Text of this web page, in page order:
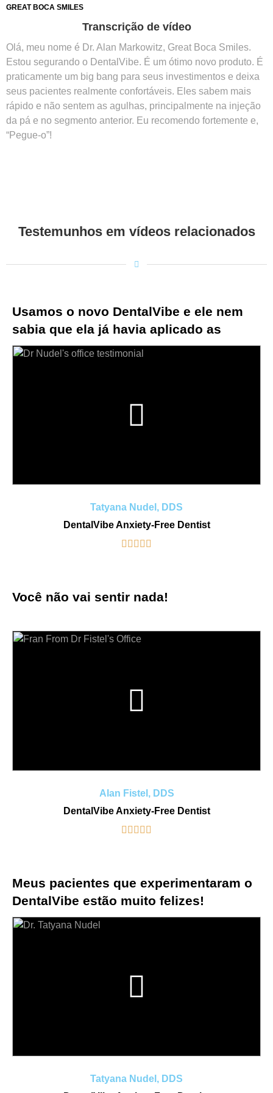
GREAT BOCA SMILES
Transcrição de vídeo
Olá, meu nome é Dr. Alan Markowitz, Great Boca Smiles.
Estou segurando o DentalVibe. É um ótimo novo produto. É
praticamente um big bang para seus investimentos e deixa
seus pacientes realmente confortáveis. Eles sabem mais
rápido e não sentem as agulhas, principalmente na injeção
da pá e no segmento anterior. Eu recomendo fortemente e,
“Pegue-o”!
Testemunhos em vídeos relacionados
Usamos o novo DentalVibe e ele nem
sabia que ela já havia aplicado as
injeções!
Tatyana Nudel, DDS
DentalVibe Anxiety-Free Dentist
    
Você não vai sentir nada!
Alan Fistel, DDS
DentalVibe Anxiety-Free Dentist
    
Meus pacientes que experimentaram o
DentalVibe estão muito felizes!
Tatyana Nudel, DDS